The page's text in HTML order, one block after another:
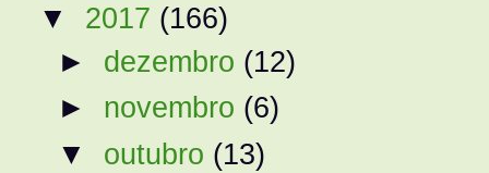
▼ 2017 (166)
► dezembro (12)
► novembro (6)
▼ outubro (13)